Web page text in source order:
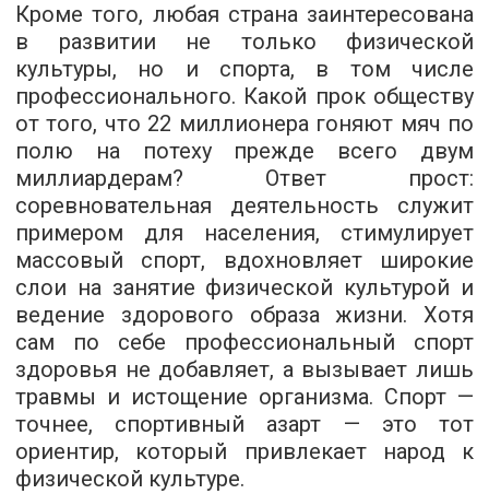
Кроме того, любая страна заинтересована
в развитии не только физической
культуры, но и спорта, в том числе
профессионального. Какой прок обществу
от того, что 22 миллионера гоняют мяч по
полю на потеху прежде всего двум
миллиардерам? Ответ прост:
соревновательная деятельность служит
примером для населения, стимулирует
массовый спорт, вдохновляет широкие
слои на занятие физической культурой и
ведение здорового образа жизни. Хотя
сам по себе профессиональный спорт
здоровья не добавляет, а вызывает лишь
травмы и истощение организма. Спорт —
точнее, спортивный азарт — это тот
ориентир, который привлекает народ к
физической культуре.